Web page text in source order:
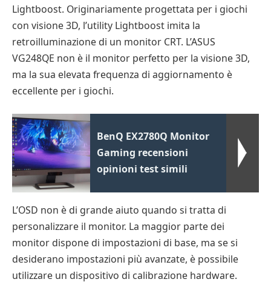
Lightboost. Originariamente progettata per i giochi
con visione 3D, l’utility Lightboost imita la
retroilluminazione di un monitor CRT. L’ASUS
VG248QE non è il monitor perfetto per la visione 3D,
ma la sua elevata frequenza di aggiornamento è
eccellente per i giochi.
BenQ EX2780Q Monitor
Gaming recensioni
opinioni test simili
L’OSD non è di grande aiuto quando si tratta di
personalizzare il monitor. La maggior parte dei
monitor dispone di impostazioni di base, ma se si
desiderano impostazioni più avanzate, è possibile
utilizzare un dispositivo di calibrazione hardware.